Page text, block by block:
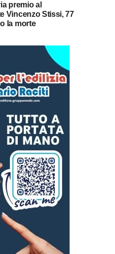
premio al
Vincenzo Stissi, 77
la morte